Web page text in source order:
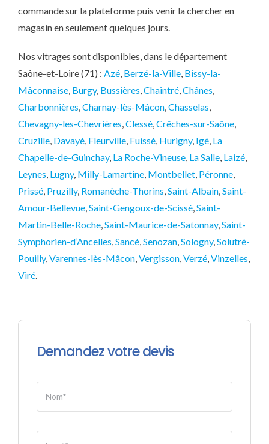
commande sur la plateforme puis venir la chercher en
magasin en seulement quelques jours.
Nos vitrages sont disponibles, dans le département
Saône-et-Loire (71) : Azé, Berzé-la-Ville, Bissy-la-
Mâconnaise, Burgy, Bussières Chaintré, Chânes
Charbonnières Charnay-lès-Mâcon, Chasselas
Chevagny-les-Chevrières Clessé, Crêches-sur-Saône,
Cruzille, Davayé, Fleurville, Fuissé, Hurigny, Igé, La
Chapelle-de-Guinchay, La Roche-Vineuse, La Salle, Laizé,
Leynes Lugny, Milly-Lamartine, Montbellet, Péronne,
Prissé, Pruzilly, Romanèche-Thorins Saint-Albain, Saint-
Amour-Bellevue, Saint-Gengoux-de-Scissé, Saint-
Martin-Belle-Roche, Saint-Maurice-de-Satonnay, Saint-
Symphorien-d’Ancelles Sancé, Senozan, Sologny, Solutré-
Pouilly, Varennes-lès-Mâcon, Vergisson, Verzé, Vinzelles
Viré.
Demandez votre devis